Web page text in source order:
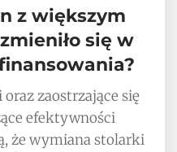
z większym
się w
zaostrzające się
efektywności
że wymiana stolarki